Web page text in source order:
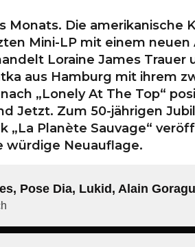
Die amerikanische
Mini-LP mit einem neuen
Loraine James Trauer
aus Hamburg mit ihrem
„Lonely At The Top“
Jetzt. Zum 50-jährigen
„La Planète Sauvage“
würdige Neuauflage.